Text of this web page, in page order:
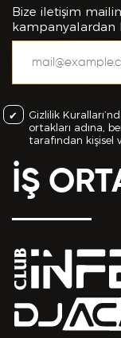
Bize iletişim
kampanyalardan
Gizlilik
ortakları adına,
tarafından kişisel
İŞ
eksiksiz
bilgiler içinde
veya yanlışlık
bunun Hizmet
sebep
ederim.